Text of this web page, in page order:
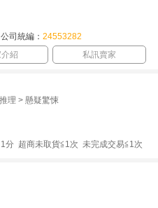
統編： 24553282
紹 私訊賣家
理 > 懸疑驚悚
分 超商未取貨≦1次 未完成交易≦1次